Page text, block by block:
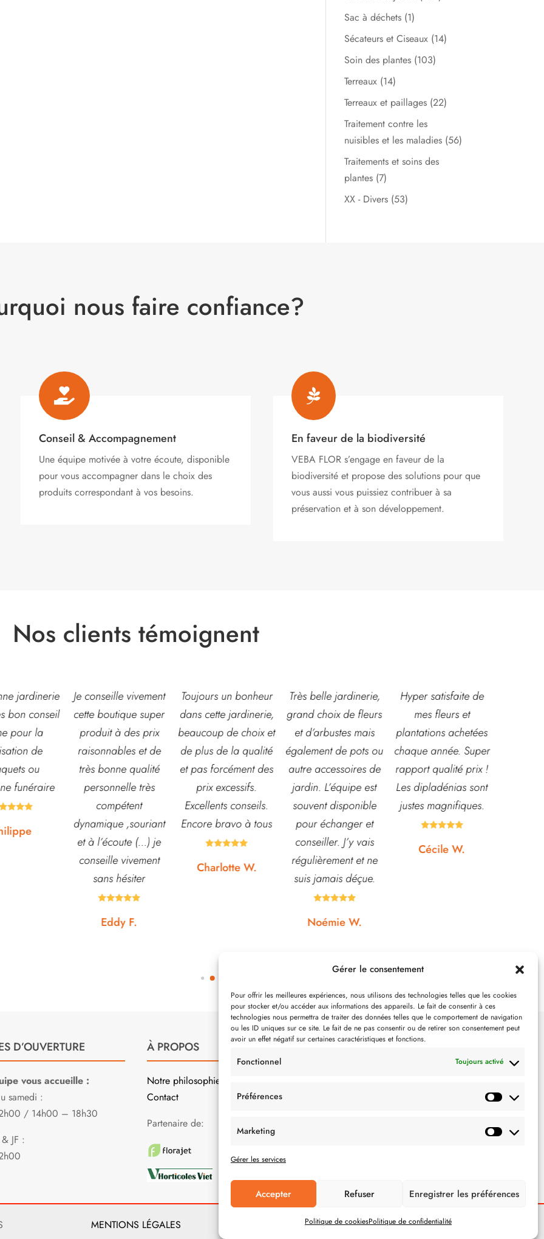
Gérer le consentement
Pour offrir les meilleures expériences, nous utilisons des technologies telles que les cookies
pour stocker et/ou accéder aux informations des appareils. Le fait de consentir à ces
technologies nous permettra de traiter des données telles que le comportement de navigation
ou les ID uniques sur ce site. Le fait de ne pas consentir ou de retirer son consentement peut
avoir un effet négatif sur certaines caractéristiques et fonctions.
Fonctionnel Toujours activé
Préférences
Marketing
Gérer les services
Accepter Refuser Enregistrer les préférences
Politique de cookiesPolitique de confidentialité
Sac à déchets (1)
Sécateurs et Ciseaux (14)
Soin des plantes (103)
Terreaux (14)
Terreaux et paillages (22)
Traitement contre les
nuisibles et les maladies (56)
Traitements et soins des
plantes (7)
XX - Divers (53)
nous faire confiance?

Conseil & Accompagnement
Une équipe motivée à votre écoute, disponible
pour vous accompagner dans le choix des
produits correspondant à vos besoins.

En faveur de la biodiversité
VEBA FLOR s’engage en faveur de la
biodiversité et propose des solutions pour que
vous aussi vous puissiez contribuer à sa
préservation et à son développement.
Nos clients témoignent
vivement
super
à des prix
et de
qualité
très
,souriant
(...) je
Toujours un bonheur
dans cette jardinerie,
beaucoup de choix et
de plus de la qualité
et pas forcément des
prix excessifs.
Excellents conseils.
Encore bravo à tous
  
Charlotte W.
Très belle jardinerie,
grand choix de fleurs
et d’arbustes mais
également de pots ou
autre accessoires de
jardin. L’équipe est
souvent disponible
pour échanger et
conseiller. J’y vais
régulièrement et ne
Hyper satisfaite de
mes fleurs et
plantations achetées
chaque année. Super
rapport qualité prix !
Les dipladénias sont
justes magnifiques.

Cécile W.
Composition
magnifique pour le
baptême et le
mariage!
Bouquet mariée,
centre de table et
Bouquet table
d'honneur.
Rapport qualité-prix,
D’OUVERTURE
vous accueille :
samedi :
/ 14h00 – 18h30
JF :
À PROPOS
Notre philosophie
Contact
Partenaire de:
SUIVEZ-NOUS
MENTIONS LÉGALES POLITIQUE DE CONFIDENTIALITÉ